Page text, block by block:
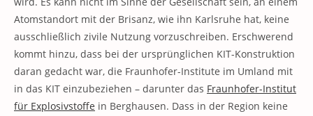
Atomstandort mit der Brisanz, wie ihn Karlsruhe hat, keine
ausschließlich zivile Nutzung vorzuschreiben. Erschwerend
kommt hinzu, dass bei der ursprünglichen KIT-Konstruktion
daran gedacht war, die Fraunhofer-Institute im Umland mit
in das KIT einzubeziehen – darunter das Fraunhofer-Institut
für Explosivstoffe in Berghausen. Dass in der Region keine